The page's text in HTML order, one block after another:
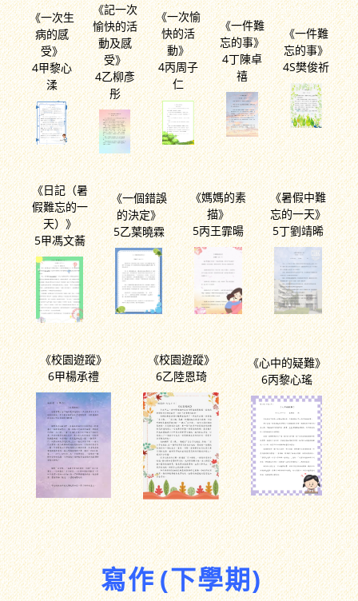
《一次生
病的感
受》
4甲黎心
渘
《記一次
愉快的活
動及感
受》
4乙柳彥
彤
《一次愉
快的活
動》
4丙周子
仁
《一件難
忘的事》
4丁陳卓
禧
《一件難
忘的事》
4S樊俊祈
《日記（暑
假難忘的一
天）》
5甲馮文蕎
《一個錯誤
的決定》
5乙葉曉霖
《媽媽的素
描》
5丙王霏暘
《暑假中難
忘的一天》
5丁劉靖晞
《校園遊蹤》
6甲楊承禮
《校園遊蹤》
6乙陸恩琦
《心中的疑難》
6丙黎心瑤
寫作(下學期)